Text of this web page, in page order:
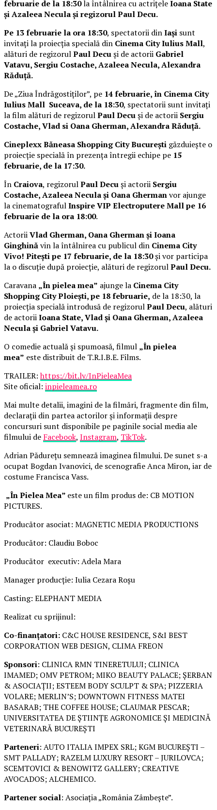
februarie de la 18:30la întâlnirea cu actrițeleIoana State
și Azaleea Necula și regizorul Paul Decu.
Pe 13 februarie la ora 18:30, spectatorii dinIași sunt
invitați la proiecția specială din Cinema City Iulius Mall,
alături de regizorulPaul Decuși de actorii Gabriel
Vatavu, Sergiu Costache, Azaleea Necula, Alexandra
Răduță.
De „Ziua Îndrăgostiților”, pe 14 februarie, în Cinema City
Iulius Mall Suceava, de la 18:30, spectatorii sunt invitați
la film alături de regizorulPaul Decuși de actorii Sergiu
Costache, Vlad si Oana Gherman, Alexandra Răduță.
Cineplexx Băneasa Shopping City București găzduiește o
proiecție specială în prezența întregii echipe pe 15
februarie, de la 17:30.
În Craiova, regizorulPaul Decuși actorii Sergiu
Costache, Azaleea Necula și Oana Ghermanvor ajunge
la cinematografulInspire VIP Electroputere Mall pe 16
februarie de la ora 18:00.
ActoriiVlad Gherman, Oana Gherman și Ioana
Ginghinăvin la întâlnirea cu publicul din Cinema City
Vivo! Pitești pe 17 februarie, de la 18:30și vor participa
la o discuție după proiecție, alături de regizorulPaul Decu.
Caravana „În pielea mea” ajunge la Cinema City
Shopping City Ploiești, pe 18 februarie, de la 18:30, la
proiecția specială introdusă de regizorulPaul Decu, alături
de actoriiIoana State, Vlad și Oana Gherman, Azaleea
Necula și Gabriel Vatavu.
O comedie actuală și spumoasă, filmul „În pielea
mea” este distribuit de T.R.I.B.E. Films.
TRAILER:https://bit.ly/InPieleaMea
Site oficial: inpieleamea.ro
Mai multe detalii, imagini de la filmări, fragmente din film,
declarații din partea actorilor și informații despre
concursuri sunt disponibile pe paginile social media ale
filmului de Facebook, Instagram, TikTok.
Adrian Pădurețu semnează imaginea filmului. De sunet s-a
ocupat Bogdan Ivanovici, de scenografie Anca Miron, iar de
costume Francisca Vass.
„În Pielea Mea” este un film produs de: CB MOTION
PICTURES.
Producător asociat: MAGNETIC MEDIA PRODUCTIONS
Producător: Claudiu Boboc
Producător executiv: Adela Mara
Manager producție: Iulia Cezara Roșu
Casting: ELEPHANT MEDIA
Realizat cu sprijinul:
Co-finanțatori: C&C HOUSE RESIDENCE, S&I BEST
CORPORATION WEB DESIGN, CLIMA FREON
Sponsori: CLINICA RMN TINERETULUI; CLINICA
IMAMED; OMV PETROM; MIKO BEAUTY PALACE; ȘERBAN
& ASOCIAȚII; ESTEEM BODY SCULPT & SPA; PIZZERIA
VOLARE; MERLIN’S; DOWNTOWN FITNESS MATEI
BASARAB; THE COFFEE HOUSE; CLAUMAR PESCAR;
UNIVERSITATEA DE ȘTIINȚE AGRONOMICE ȘI MEDICINĂ
VETERINARĂ BUCUREȘTI
Parteneri: AUTO ITALIA IMPEX SRL; KGM BUCUREȘTI –
SMT PALLADY; RAZELM LUXURY RESORT – JURILOVCA;
SCEMTOVICI & BENOWITZ GALLERY; CREATIVE
AVOCADOS; ALCHEMICO.
Partener social: Asociația „România Zâmbește”.